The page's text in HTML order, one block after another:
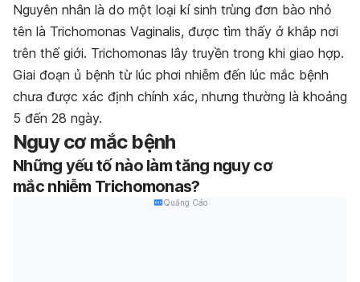
Nguyên nhân là do một loại kí sinh trùng đơn bào nhỏ
tên là Trichomonas Vaginalis, được tìm thấy ở khắp nơi
trên thế giới. Trichomonas lây truyền trong khi giao hợp.
Giai đoạn ủ bệnh từ lúc phơi nhiễm đến lúc mắc bệnh
chưa được xác định chính xác, nhưng thường là khoảng
5 đến 28 ngày.
Nguy cơ mắc bệnh
Những yếu tố nào làm tăng nguy cơ
mắc nhiễm Trichomonas?
Quảng Cáo